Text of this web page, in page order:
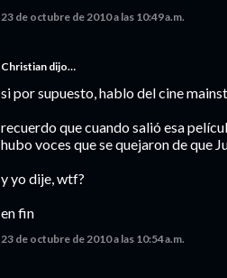
23 de octubre de 2010 a las 10:49 a.m.
Christian dijo…
si por supuesto, hablo del cine
recuerdo que cuando salió esa
hubo voces que se quejaron de que
y yo dije, wtf?
en fin
23 de octubre de 2010 a las 10:54 a.m.